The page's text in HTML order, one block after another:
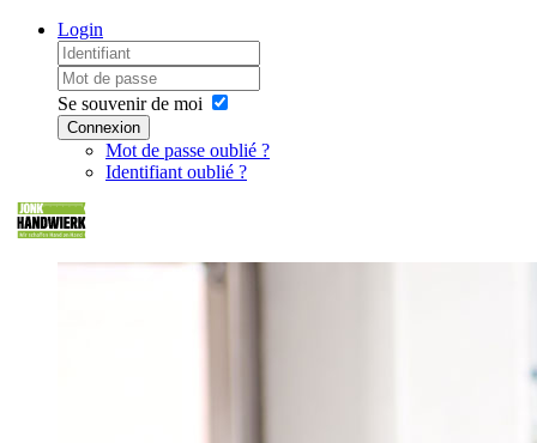
Login
Se souvenir de moi
Connexion
Mot de passe oublié ?
Identifiant oublié ?